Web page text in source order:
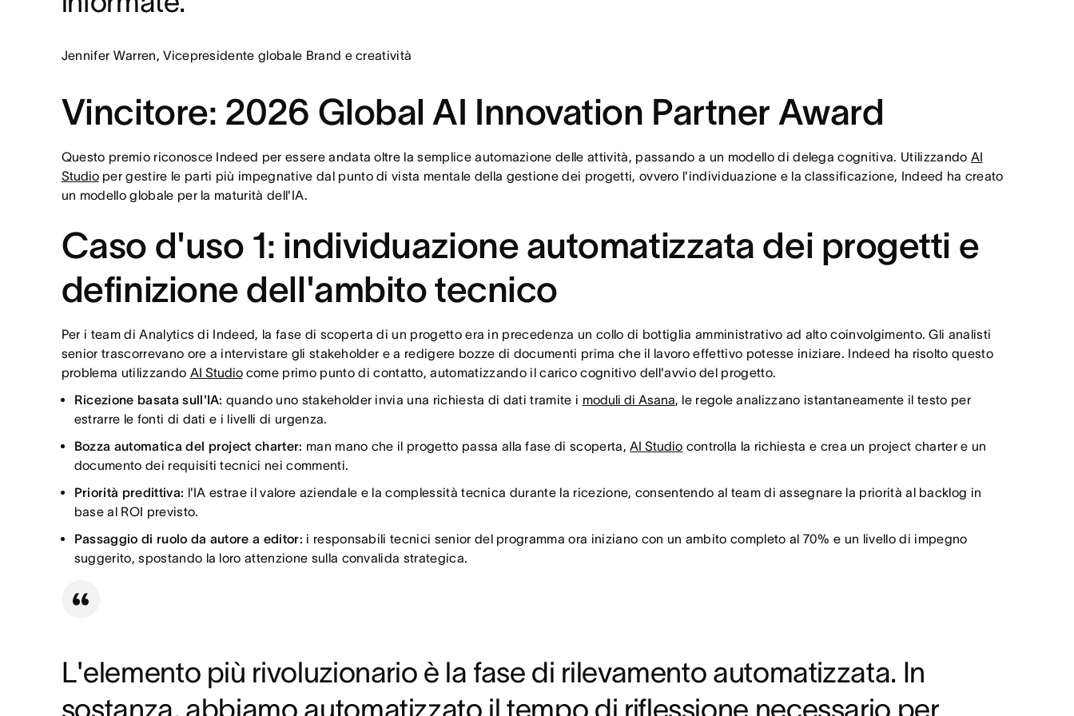
Jennifer Warren, Vicepresidente globale Brand e creatività
Vincitore: 2026 Global AI Innovation Partner Award
Questo premio riconosce Indeed per essere andata oltre la semplice automazione delle attività, passando a un modello di delega cognitiva. Utilizzando AI
Studioper gestire le parti più impegnative dal punto di vista mentale della gestione dei progetti, ovvero l'individuazione e la classificazione, Indeed ha creato
un modello globale per la maturità dell'IA.
Caso d'uso 1: individuazione automatizzata dei progetti e
definizione dell'ambito tecnico
Per i team di Analytics di Indeed, la fase di scoperta di un progetto era in precedenza un collo di bottiglia amministrativo ad alto coinvolgimento. Gli analisti
senior trascorrevano ore a intervistare gli stakeholder e a redigere bozze di documenti prima che il lavoro effettivo potesse iniziare. Indeed ha risolto questo
problema utilizzando AI Studiocome primo punto di contatto, automatizzando il carico cognitivo dell'avvio del progetto.
Ricezione basata sull'IA: quando uno stakeholder invia una richiesta di dati tramite i moduli di Asana, le regole analizzano istantaneamente il testo per
estrarre le fonti di dati e i livelli di urgenza.
Bozza automatica del project charter: man mano che il progetto passa alla fase di scoperta,AI Studio controlla la richiesta e crea un project charter e un
documento dei requisiti tecnici nei commenti.
Priorità predittiva: l'IA estrae il valore aziendale e la complessità tecnica durante la ricezione, consentendo al team di assegnare la priorità al backlog in
base al ROI previsto.
Passaggio di ruolo da autore a editor: i responsabili tecnici senior del programma ora iniziano con un ambito completo al 70% e un livello di impegno
suggerito, spostando la loro attenzione sulla convalida strategica.
L'elemento più rivoluzionario è la fase di rilevamento automatizzata. In
sostanza, abbiamo automatizzato il tempo di riflessione necessario per